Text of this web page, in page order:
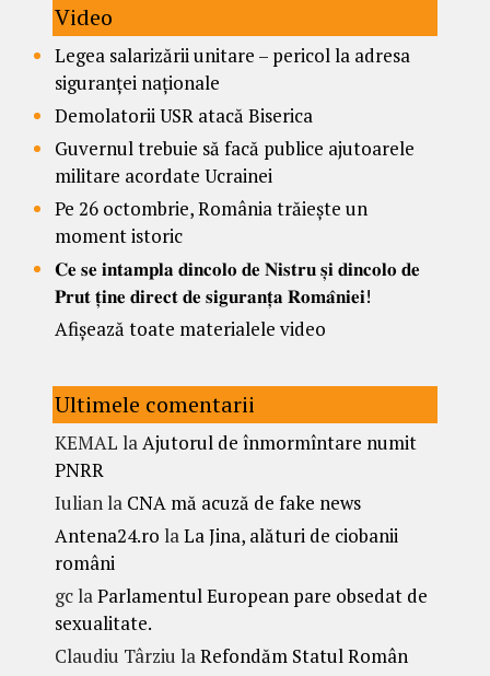
Video
Legea salarizării unitare – pericol la adresa
siguranței naționale
Demolatorii USR atacă Biserica
Guvernul trebuie să facă publice ajutoarele
militare acordate Ucrainei
Pe 26 octombrie, România trăiește un
moment istoric
𝐂𝐞 𝐬𝐞 𝐢𝐧𝐭𝐚𝐦𝐩𝐥𝐚 𝐝𝐢𝐧𝐜𝐨𝐥𝐨 𝐝𝐞 𝐍𝐢𝐬𝐭𝐫𝐮 𝐬̦𝐢 𝐝𝐢𝐧𝐜𝐨𝐥𝐨 𝐝𝐞
𝐏𝐫𝐮𝐭 𝐭̦𝐢𝐧𝐞 𝐝𝐢𝐫𝐞𝐜𝐭 𝐝𝐞 𝐬𝐢𝐠𝐮𝐫𝐚𝐧𝐭̦𝐚 𝐑𝐨𝐦𝐚̂𝐧𝐢𝐞𝐢!
Afișează toate materialele video
Ultimele comentarii
KEMAL laAjutorul de înmormîntare numit
PNRR
Iulianla CNA mă acuză de fake news
Antena24.ro laLa Jina, alături de ciobanii
români
gclaParlamentul European pare obsedat de
sexualitate.
Claudiu Târziu laRefondăm Statul Român